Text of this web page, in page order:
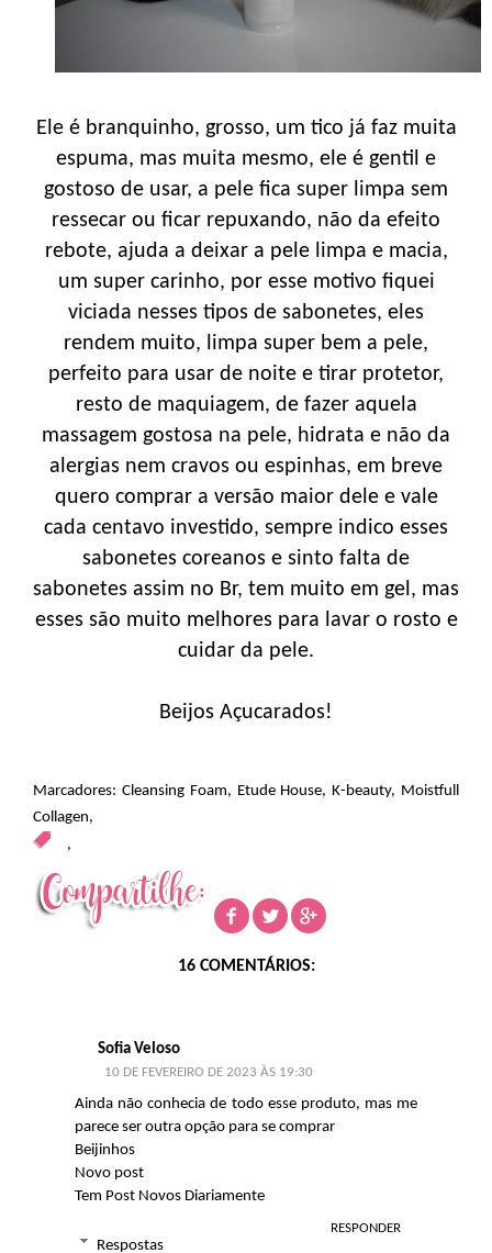
Ele é branquinho, grosso, um tico já faz muita
espuma, mas muita mesmo, ele é gentil e
gostoso de usar, a pele fica super limpa sem
ressecar ou ficar repuxando, não da efeito
rebote, ajuda a deixar a pele limpa e macia,
um super carinho, por esse motivo fiquei
viciada nesses tipos de sabonetes, eles
rendem muito, limpa super bem a pele,
perfeito para usar de noite e tirar protetor,
resto de maquiagem, de fazer aquela
massagem gostosa na pele, hidrata e não da
alergias nem cravos ou espinhas, em breve
quero comprar a versão maior dele e vale
cada centavo investido, sempre indico esses
sabonetes coreanos e sinto falta de
sabonetes assim no Br, tem muito em gel, mas
esses são muito melhores para lavar o rosto e
cuidar da pele.
Beijos Açucarados!
Marcadores: Cleansing Foam, Etude House,K-beauty, Moistfull
Collagen,
,
16 COMENTÁRIOS:
Sofia Veloso
10 DE FEVEREIRO DE 2023 ÀS 19:30
Ainda não conhecia de todo esse produto, mas me
parece ser outra opção para se comprar
Beijinhos
Novo post
Tem Post Novos Diariamente
RESPONDER
Respostas